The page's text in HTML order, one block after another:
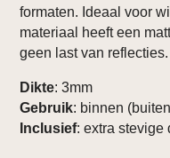
formaten. Ideaal voor
materiaal heeft een
geen last van reflecties.
Dikte: 3mm
Gebruik: binnen
Inclusief: extra stevige